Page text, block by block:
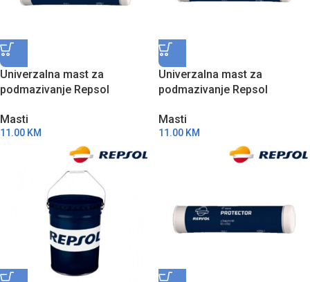
Univerzalna mast za
podmazivanje Repsol
400g RPP8003EJG
Masti
11.00 KM
Univerzalna mast za
podmazivanje Repsol
V150 400g RPP8001EJG
Masti
11.00 KM